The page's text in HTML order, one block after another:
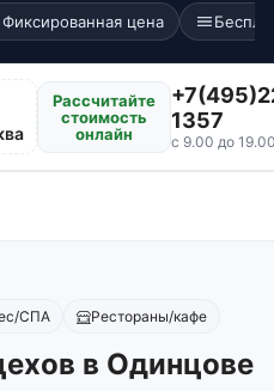
Фиксированная цена
Рассчитайте
стоимость
онлайн
1357
с 9.00 до
СПА Рестораны/кафе
в Одинцове